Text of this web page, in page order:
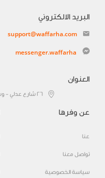
البريد الالكتروني
support@waffarha.com
messenger.waffarha
العنوان
٢٦ شارع عدلي - وسط البلد - القاهرة - الدور الأول
عن وفرها
عنا
تواصل معنا
سياسة الخصوصية